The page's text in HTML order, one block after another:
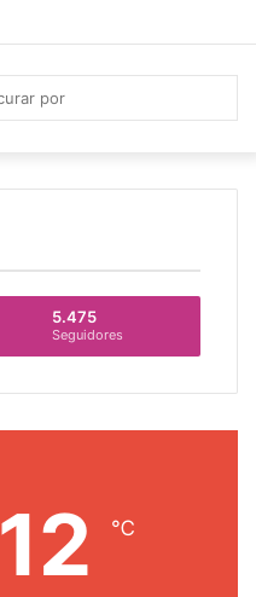
5.475
Seguidores
12 ℃